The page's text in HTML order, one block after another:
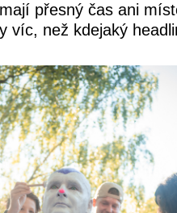
přesný čas ani
víc, než kdejaký